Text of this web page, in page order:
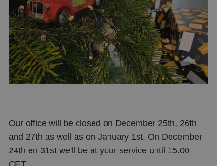
Our office will be closed on December 25th, 26th
and 27th as well as on January 1st. On December
24th en 31st we'll be at your service until 15:00
CET.